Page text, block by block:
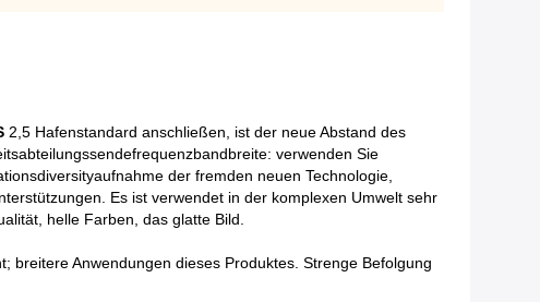
2,5 Hafenstandard anschließen, ist der neue Abstand des
verwenden Sie
der fremden neuen Technologie,
Es ist verwendet in der komplexen Umwelt sehr
helle Farben, das glatte Bild.
Anwendungen dieses Produktes. Strenge Befolgung